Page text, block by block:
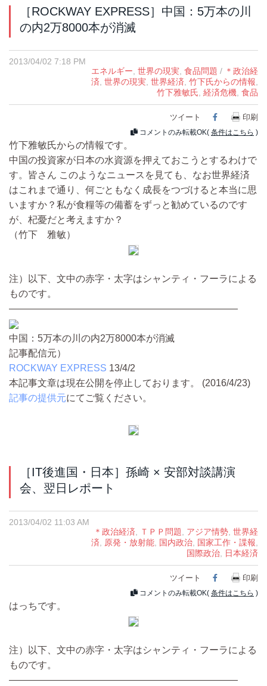
［ROCKWAY EXPRESS］中国：5万本の川
の内2万8000本が消滅
2013/04/02 7:18 PM
エネルギー 世界の現実 食品問題 / ＊政治経
済 世界の現実 世界経済 竹下氏からの情報
竹下雅敏氏 経済危機 食品
ツイート Facebook
印刷
コメントのみ転載OK( 条件はこちら )
竹下雅敏氏からの情報です。
中国の投資家が日本の水資源を押えておこうとするわけで
す。皆さん このようなニュースを見ても、なお世界経済
はこれまで通り、何ごともなく成長をつづけると本当に思
いますか？私が食糧等の備蓄をずっと勧めているのです
が、杞憂だと考えますか？
（竹下 雅敏）
注）以下、文中の赤字・太字はシャンティ・フーラによる
ものです。
————————————————————————
中国：5万本の川の内2万8000本が消滅
記事配信元）
ROCKWAY EXPRESS 13/4/2
本記事文章は現在公開を停止しております。 (2016/4/23)
記事の提供元にてご覧ください。
［IT後進国・日本］孫崎 × 安部対談講演
会、翌日レポート
2013/04/02 11:03 AM
＊政治経済
ＴＰＰ問題 アジア情勢 世界経
済
原発・放射能 国内政治 国家工作・諜報
国際政治
日本経済
ツイート Facebook
印刷
コメントのみ転載OK( 条件はこちら )
はっちです。
注）以下、文中の赤字・太字はシャンティ・フーラによる
ものです。
————————————————————————